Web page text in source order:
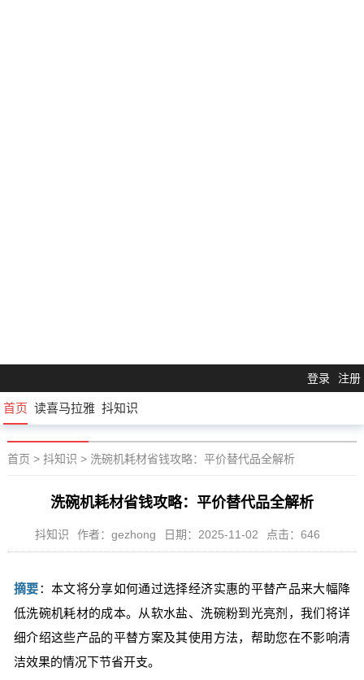
登录 注册
首页 读喜马拉雅 抖知识
首页 > 抖知识 > 洗碗机耗材省钱攻略：平价替代品全解析
洗碗机耗材省钱攻略：平价替代品全解析
抖知识 作者：gezhong 日期：2025-11-02 点击：646
摘要：本文将分享如何通过选择经济实惠的平替产品来大幅降
低洗碗机耗材的成本。从软水盐、洗碗粉到光亮剂，我们将详
细介绍这些产品的平替方案及其使用方法，帮助您在不影响清
洁效果的情况下节省开支。